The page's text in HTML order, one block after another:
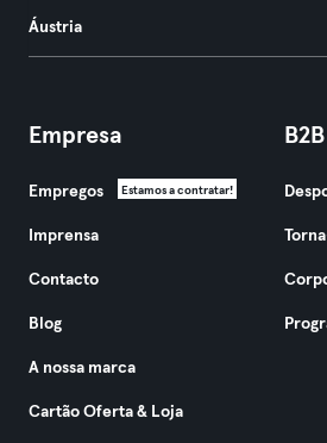
Áustria
Empresa
Empregos Estamos a contratar!
Imprensa
Contacto
Blog
A nossa marca
Cartão Oferta & Loja
B2B